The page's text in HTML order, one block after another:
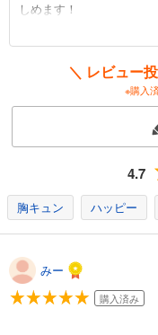
完結
あらすじを
しめます！
＼ レビュー
※購入
4.7
胸キュン ハッピー
みー
購入済み